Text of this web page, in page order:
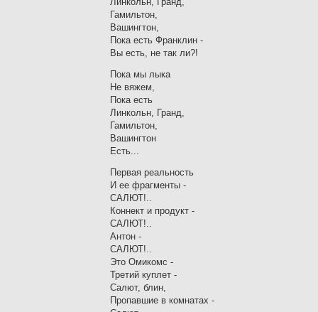
Гамильтон,
Вашингтон,
Пока есть Франклин -
Вы есть, не так ли?!
Пока мы лыка
Не вяжем,
Пока есть
Линкольн, Гранд,
Гамильтон,
Вашингтон
Есть...
Первая реальность
И ее фрагменты -
САЛЮТ!..
Коннект и продукт -
САЛЮТ!..
Антон -
САЛЮТ!..
Это Омикомс -
Третий куплет -
Салют, блин,
Пропавшие в комнатах -